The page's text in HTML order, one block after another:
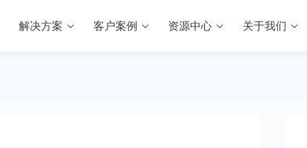
解决方案 客户案例 资源中心 关于我们